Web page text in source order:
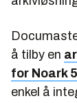
å tilby en
for Noark 5
enkel å